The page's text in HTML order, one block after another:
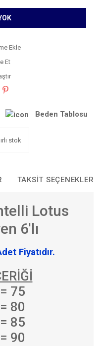
Et
Beden Tablosu
stok
TAKSIT SEÇENEKLERI
Lotus
6'lı
Fiyatıdır.
75
80
85
90